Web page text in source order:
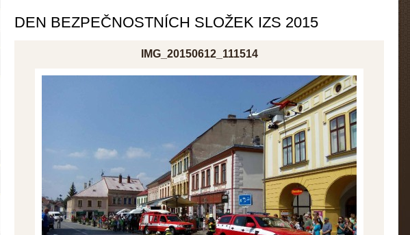
DEN BEZPEČNOSTNÍCH SLOŽEK IZS 2015
IMG_20150612_111514